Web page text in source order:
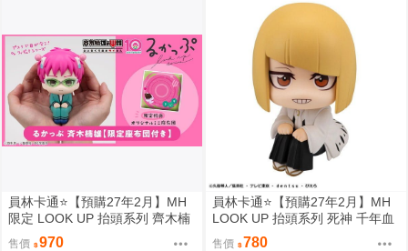
員林卡通⭐️【預購27年2月】MH
限定 LOOK UP 抬頭系列 齊木楠
雄的災難 齊木楠雄 附特典 0813
售價 970
員林卡通⭐️【預購27年2月】MH
LOOK UP 抬頭系列 死神 千年血
戰篇 平子真子 0813
售價 780